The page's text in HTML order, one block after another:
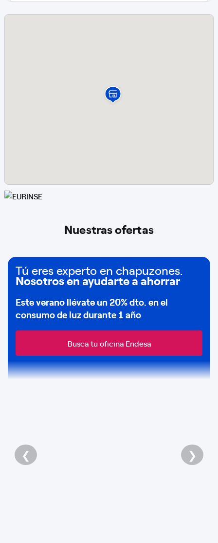
Nuestras ofertas
Tú eres experto en chapuzones.
Nosotros en ayudarte a ahorrar
Este verano llévate un20% dto. en el
consumo deluz durante 1 año
Busca tu oficina Endesa
❮ ❯